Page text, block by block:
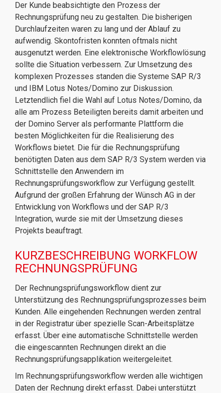
Der Kunde beabsichtigte den Prozess der
Rechnungsprüfung neu zu gestalten. Die bisherigen
Durchlaufzeiten waren zu lang und der Ablauf zu
aufwendig. Skontofristen konnten oftmals nicht
ausgenutzt werden. Eine elektronische Workflowlösung
sollte die Situation verbessern. Zur Umsetzung des
komplexen Prozesses standen die Systeme SAP R/3
und IBM Lotus Notes/Domino zur Diskussion.
Letztendlich fiel die Wahl auf Lotus Notes/Domino, da
alle am Prozess Beteiligten bereits damit arbeiten und
der Domino Server als performante Plattform die
besten Möglichkeiten für die Realisierung des
Workflows bietet. Die für die Rechnungsprüfung
benötigten Daten aus dem SAP R/3 System werden via
Schnittstelle den Anwendern im
Rechnungsprüfungsworkflow zur Verfügung gestellt.
Aufgrund der großen Erfahrung der Wünsch AG in der
Entwicklung von Workflows und der SAP R/3
Integration, wurde sie mit der Umsetzung dieses
Projekts beauftragt.
KURZBESCHREIBUNG WORKFLOW
RECHNUNGSPRÜFUNG
Der Rechnungsprüfungsworkflow dient zur
Unterstützung des Rechnungsprüfungsprozesses beim
Kunden. Alle eingehenden Rechnungen werden zentral
in der Registratur über spezielle Scan-Arbeitsplätze
erfasst. Über eine automatische Schnittstelle werden
die eingescannten Rechnungen direkt an die
Rechnungsprüfungsapplikation weitergeleitet.
Im Rechnungsprüfungsworkflow werden alle wichtigen
Daten der Rechnung direkt erfasst. Dabei unterstützt